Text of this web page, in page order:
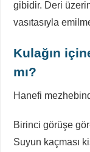
gibidir. Deri
vasıtasıyla
Kulağın
mı?
Hanefi
Birinci görüşe
Suyun kaçması